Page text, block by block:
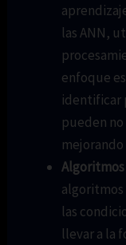
las ANN,
enfoque
identificar
pueden
Algoritmos
las
llevar a la